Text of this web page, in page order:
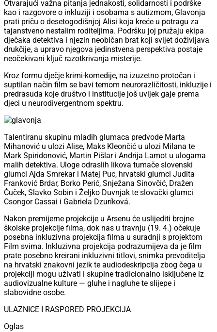
Otvarajući važna pitanja jednakosti, solidarnosti i podrške
kao i razgovore o inkluziji i osobama s autizmom, Glavonja
prati priču o desetogodišnjoj Alisi koja kreće u potragu za
tajanstveno nestalim roditeljima. Podršku joj pružaju ekipa
dječaka detektiva i njezin neobičan brat koji svijet doživljava
drukčije, a upravo njegova jedinstvena perspektiva postaje
neočekivani ključ razotkrivanja misterije.
Kroz formu dječje krimi-komedije, na izuzetno protočan i
suptilan način film se bavi temom neurorazličitosti, inkluzije i
predrasuda koje društvo i institucije još uvijek gaje prema
djeci u neurodivergentnom spektru.
Talentiranu skupinu mladih glumaca predvode Marta
Mihanović u ulozi Alise, Maks Kleončić u ulozi Milana te
Mark Spiridonović, Martin Pišlar i Andrija Lamot u ulogama
malih detektiva. Uloge odraslih likova tumače slovenski
glumci Ajda Smrekar i Matej Puc, hrvatski glumci Judita
Franković Brdar, Borko Perić, Snježana Sinovčić, Dražen
Čuček, Slavko Sobin i Željko Duvnjak te slovački glumci
Csongor Cassai i Gabriela Dzuríková.
Nakon premijerne projekcije u Arsenu će uslijediti brojne
školske projekcije filma, dok nas u travnju (19. 4.) očekuje
posebna inkluzivna projekcija filma u suradnji s projektom
Film svima. Inkluzivna projekcija podrazumijeva da je film
prate posebno kreirani inkluzivni titlovi, snimka prevoditelja
na hrvatski znakovni jezik te audiodeskripcija zbog čega u
projekciji mogu uživati i skupine tradicionalno isključene iz
audiovizualne kulture — gluhe i nagluhe te slijepe i
slabovidne osobe.
ULAZNICE I RASPORED PROJEKCIJA
Oglas